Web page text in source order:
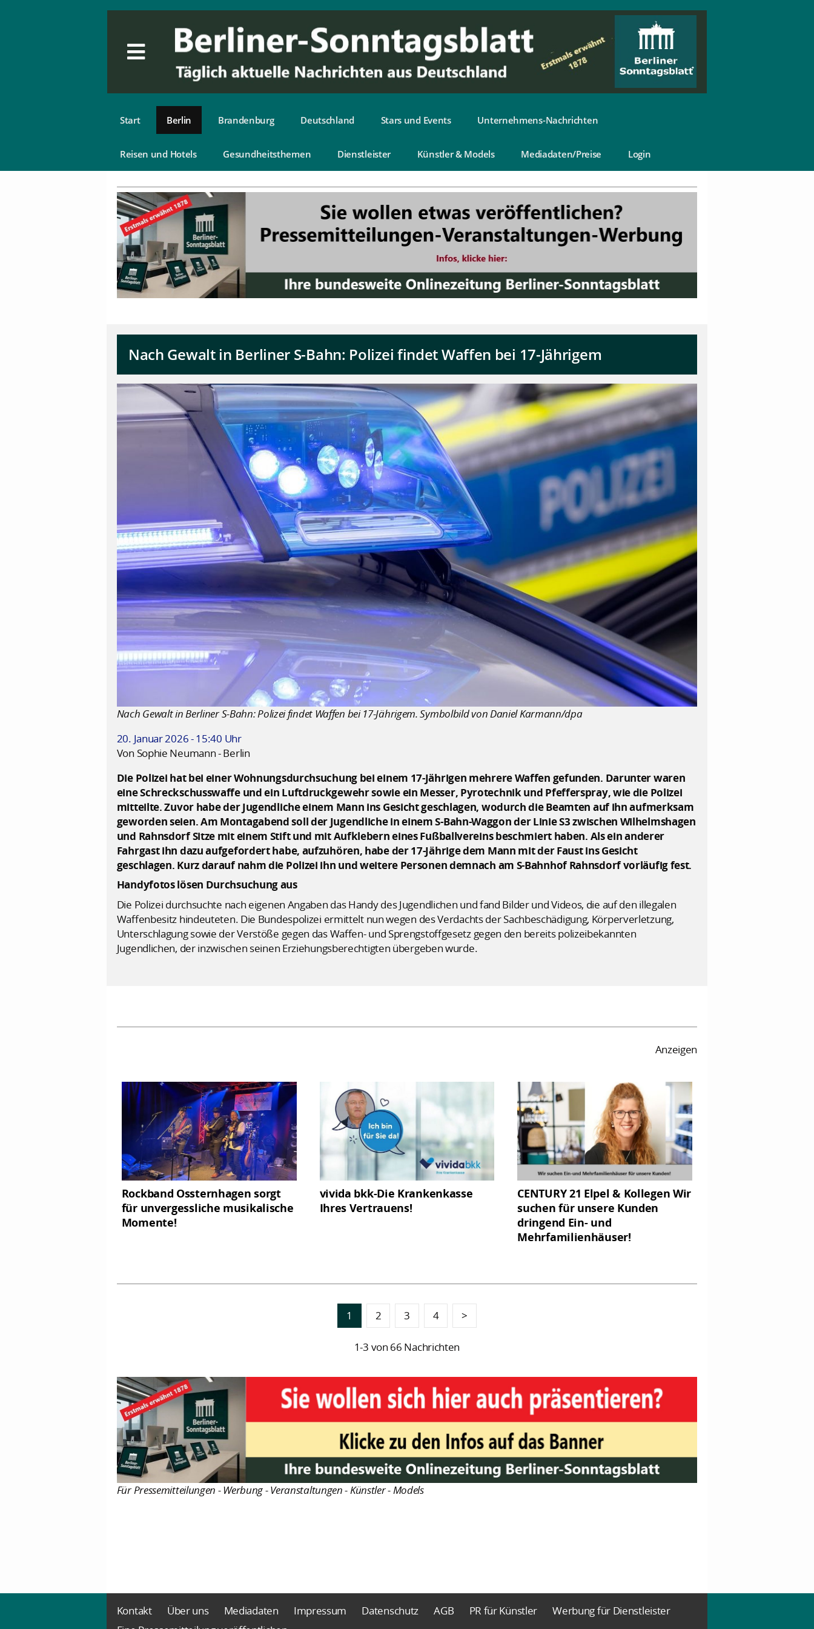
Start Berlin Brandenburg Deutschland Stars und Events Unternehmens-Nachrichten
Reisen und Hotels Gesundheitsthemen Dienstleister Künstler & Models Mediadaten/Preise Login
Nach Gewalt in Berliner S-Bahn: Polizei findet Waffen bei 17-Jährigem
Nach Gewalt in Berliner S-Bahn: Polizei findet Waffen bei 17-Jährigem. Symbolbild von Daniel Karmann/dpa
20. Januar 2026 - 15:40 Uhr
Von Sophie Neumann - Berlin
Die Polizei hat bei einer Wohnungsdurchsuchung bei einem 17-Jährigen mehrere Waffen gefunden. Darunter waren
eine Schreckschusswaffe und ein Luftdruckgewehr sowie ein Messer, Pyrotechnik und Pfefferspray, wie die Polizei
mitteilte. Zuvor habe der Jugendliche einem Mann ins Gesicht geschlagen, wodurch die Beamten auf ihn aufmerksam
geworden seien. Am Montagabend soll der Jugendliche in einem S-Bahn-Waggon der Linie S3 zwischen Wilhelmshagen
und Rahnsdorf Sitze mit einem Stift und mit Aufklebern eines Fußballvereins beschmiert haben. Als ein anderer
Fahrgast ihn dazu aufgefordert habe, aufzuhören, habe der 17-Jährige dem Mann mit der Faust ins Gesicht
geschlagen. Kurz darauf nahm die Polizei ihn und weitere Personen demnach am S-Bahnhof Rahnsdorf vorläufig fest.
Handyfotos lösen Durchsuchung aus
Die Polizei durchsuchte nach eigenen Angaben das Handy des Jugendlichen und fand Bilder und Videos, die auf den illegalen
Waffenbesitz hindeuteten. Die Bundespolizei ermittelt nun wegen des Verdachts der Sachbeschädigung, Körperverletzung,
Unterschlagung sowie der Verstöße gegen das Waffen- und Sprengstoffgesetz gegen den bereits polizeibekannten
Jugendlichen, der inzwischen seinen Erziehungsberechtigten übergeben wurde.
Anzeigen
Rockband Ossternhagen sorgt
für unvergessliche musikalische
Momente!
vivida bkk-Die Krankenkasse
Ihres Vertrauens!
CENTURY 21 Elpel & Kollegen Wir
suchen für unsere Kunden
dringend Ein- und
Mehrfamilienhäuser!
1 2 3 4 >
1-3 von 66 Nachrichten
Für Pressemitteilungen - Werbung - Veranstaltungen - Künstler - Models
Kontakt Über uns Mediadaten Impressum Datenschutz AGB PR für Künstler
Werbung für Dienstleister